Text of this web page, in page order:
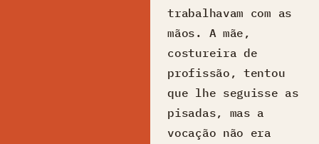
trabalhavam com as
mãos. A mãe,
costureira de
profissão, tentou
que lhe seguisse as
pisadas, mas a
vocação não era